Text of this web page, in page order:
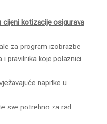
cijeni kotizacije osigurava
za program izobrazbe
pravilnika koje polaznici
napitke u
sve potrebno za rad